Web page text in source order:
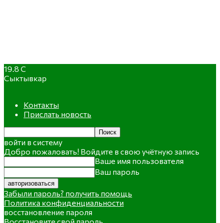
19.8 C
Сыктывкар
Контакты
Прислать новость
войти в систему
Добро пожаловать! Войдите в свою учётную запись
Ваше имя пользователя
Ваш пароль
Забыли пароль? получить помощь
Политика конфиденциальности
восстановление пароля